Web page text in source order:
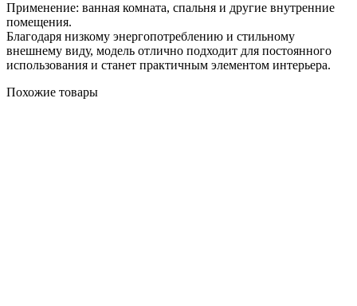
Применение: ванная комната, спальня и другие внутренние
помещения.
Благодаря низкому энергопотреблению и стильному
внешнему виду, модель отлично подходит для постоянного
использования и станет практичным элементом интерьера.
Похожие товары